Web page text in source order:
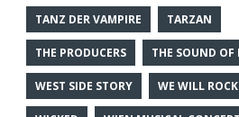
TANZ DER VAMPIRE TARZAN
THE PRODUCERS THE SOUND OF
WEST SIDE STORY WE WILL